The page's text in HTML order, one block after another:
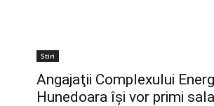
Stiri
Angajaţii Complexului
Hunedoara îşi vor primi